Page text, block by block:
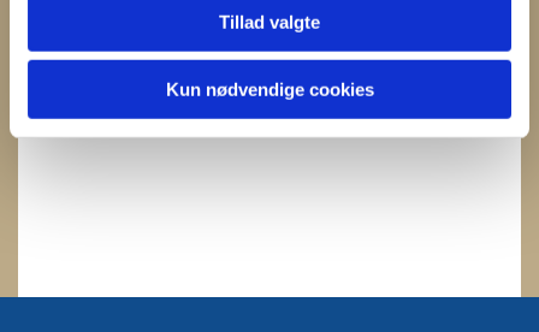
Tillad valgte
Kun nødvendige cookies